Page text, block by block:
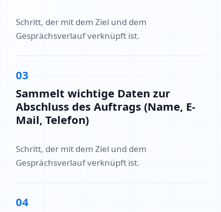
Schritt, der mit dem Ziel und dem
Gesprächsverlauf verknüpft ist.
03
Sammelt wichtige Daten zur
Abschluss des Auftrags (Name, E-
Mail, Telefon)
Schritt, der mit dem Ziel und dem
Gesprächsverlauf verknüpft ist.
04